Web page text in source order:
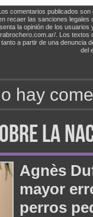
Los comentarios publicados
recaer las sanciones
la opinión de los
. Los
a partir de una denuncia
del
hay
la
Agnès
mayor
perros